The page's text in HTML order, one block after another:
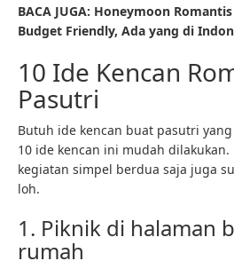
BACA JUGA: Honeymoon
Budget Friendly, Ada yang di
10 Ide Kencan
Pasutri
Butuh ide kencan buat pasutri
10 ide kencan ini mudah dilakukan.
kegiatan simpel berdua saja juga
loh.
1. Piknik di halaman
rumah